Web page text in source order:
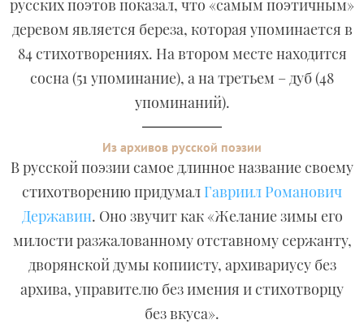
русских поэтов показал, что «самым поэтичным»
деревом является береза, которая упоминается в
84 стихотворениях. На втором месте находится
сосна (51 упоминание), а на третьем – дуб (48
упоминаний).
Из архивов русской поэзии
В русской поэзии самое длинное название своему
стихотворению придумал Гавриил Романович
Державин. Оно звучит как «Желание зимы его
милости разжалованному отставному сержанту,
дворянской думы копиисту, архивариусу без
архива, управителю без имения и стихотворцу
без вкуса».